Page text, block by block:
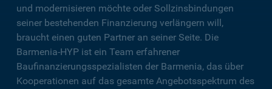
und modernisieren möchte oder Sollzinsbindungen
seiner bestehenden Finanzierung verlängern will,
braucht einen guten Partner an seiner Seite. Die
Barmenia-HYP ist ein Team erfahrener
Baufinanzierungsspezialisten der Barmenia, das über
Kooperationen auf das gesamte Angebotsspektrum des